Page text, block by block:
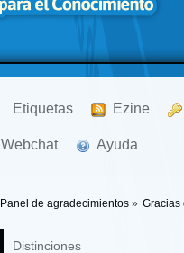
Etiquetas Ezine
Webchat Ayuda
Panel de agradecimientos» Gracias
Distinciones